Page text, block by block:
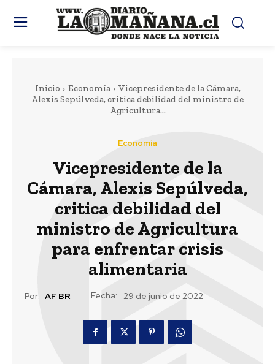
Inicio Economía
Vicepresidente de la Cámara,
Alexis Sepúlveda, critica debilidad del ministro de
Agricultura...
Economía
Vicepresidente de la
Cámara, Alexis Sepúlveda,
critica debilidad del
ministro de Agricultura
para enfrentar crisis
alimentaria
Por: AF BR Fecha: 29 de junio de 2022